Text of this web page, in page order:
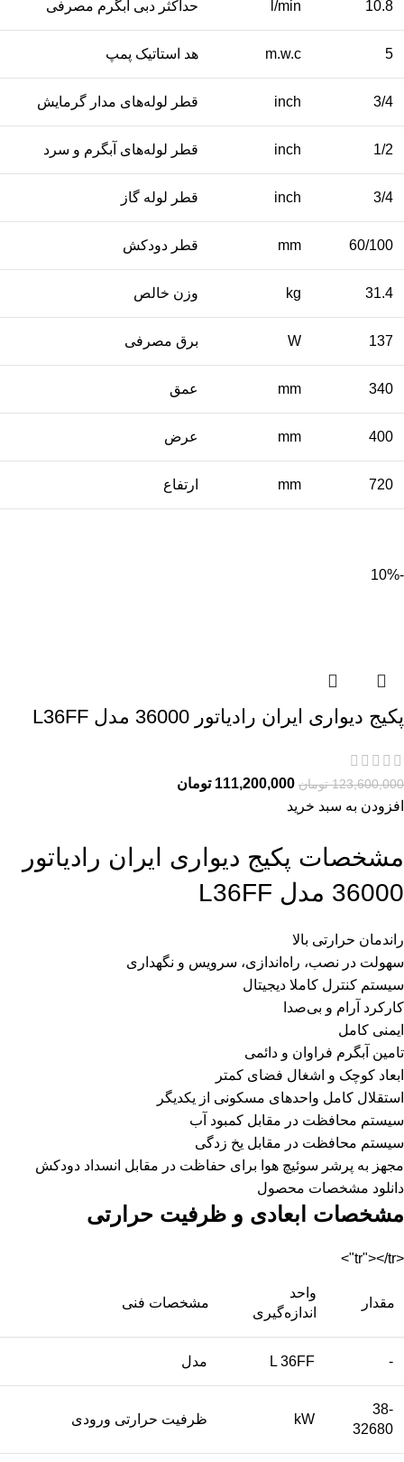
10.8
l/min حداکثر دبی آبگرم مصرفی
5
m.w.c هد استاتیک پمپ
3/4
inch قطر لوله‌های مدار گرمایش
1/2
inch قطر لوله‌های آبگرم و سرد
3/4
inch قطر لوله گاز
60/100
mm قطر دودکش
31.4
kg وزن خالص
137
W برق مصرفی
340
mm عمق
400
mm عرض
720
mm ارتفاع
-10%
پکیج دیواری ایران رادیاتور 36000 مدل L36FF
123,600,000 تومان 111,200,000 تومان
افزودن به سبد خرید
مشخصات پکیج دیواری ایران رادیاتور
36000 مدل L36FF
راندمان حرارتی بالا
سهولت در نصب، راه‌اندازی، سرویس و نگهداری
سیستم کنترل کاملا دیجیتال
کارکرد آرام و بی‌صدا
ایمنی کامل
تامین آبگرم فراوان و دائمی
ابعاد کوچک و اشغال فضای کمتر
استقلال کامل واحدهای مسکونی از یکدیگر
سیستم محافظت در مقابل کمبود آب
سیستم محافظت در مقابل یخ زدگی
مجهز به پرشر سوئیچ هوا برای حفاظت در مقابل انسداد دودکش
دانلود مشخصات محصول
مشخصات ابعادی و ظرفیت حرارتی
<tr"></tr">
مقدار
واحد
اندازه‌گیری
مشخصات فنی
-
L 36FF مدل
38-
32680
kW ظرفیت حرارتی ورودی